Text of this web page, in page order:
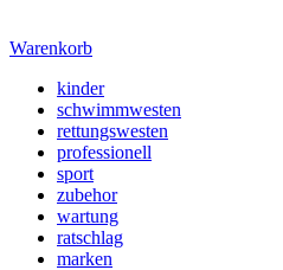
Warenkorb
kinder
schwimmwesten
rettungswesten
professionell
sport
zubehor
wartung
ratschlag
marken